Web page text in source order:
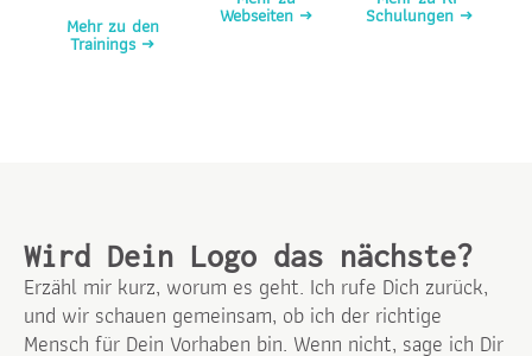
Mehr zu den
Trainings →
Webseiten → Schulungen →
Wird Dein Logo das nächste?
Erzähl mir kurz, worum es geht. Ich rufe Dich zurück,
und wir schauen gemeinsam, ob ich der richtige
Mensch für Dein Vorhaben bin. Wenn nicht, sage ich Dir